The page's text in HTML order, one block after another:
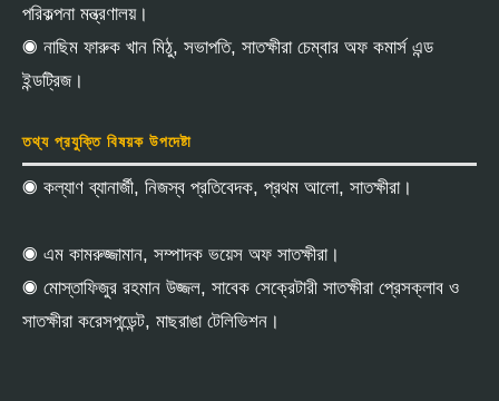
পরিকল্পনা মন্ত্রণালয়।
◉ নাছিম ফারুক খান মিঠু, সভাপতি, সাতক্ষীরা চেম্বার অফ কমার্স এন্ড
ইন্ডট্রিজ।
তথ্য প্রযুক্তি বিষয়ক উপদেষ্টা
◉ কল্যাণ ব্যানার্জী, নিজস্ব প্রতিবেদক, প্রথম আলো, সাতক্ষীরা।
◉ এম কামরুজ্জামান, সম্পাদক ভয়েস অফ সাতক্ষীরা।
◉ মোস্তাফিজুর রহমান উজ্জল, সাবেক সেক্রেটারী সাতক্ষীরা প্রেসক্লাব ও
সাতক্ষীরা করেসপন্ডেন্ট, মাছরাঙা টেলিভিশন।